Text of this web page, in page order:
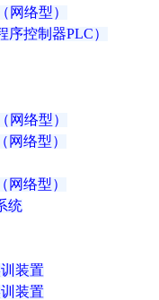
网络型）
控制器PLC）
网络型）
络型）
络型）
统
装置
装置